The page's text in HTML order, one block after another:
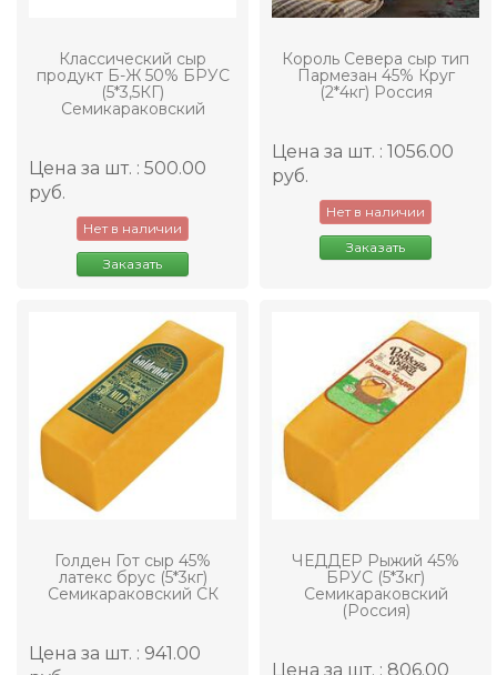
Классический сыр
продукт Б-Ж 50% БРУС
(5*3,5КГ)
Семикараковский
Цена за шт. : 500.00
руб.
Нет в наличии
Заказать
Король Севера сыр тип
Пармезан 45% Круг
(2*4кг) Россия
Цена за шт. : 1056.00
руб.
Нет в наличии
Заказать
Голден Гот сыр 45%
латекс брус (5*3кг)
Семикараковский СК
Цена за шт. : 941.00
ЧЕДДЕР Рыжий 45%
БРУС (5*3кг)
Семикараковский
(Россия)
Цена за шт. : 806.00